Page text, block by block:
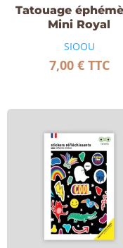
Tatouage
Mini Royal
SIOOU
7,00 € TTC